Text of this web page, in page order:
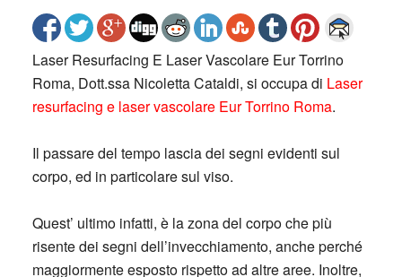
Laser Resurfacing E Laser Vascolare Eur Torrino
Roma, Dott.ssa Nicoletta Cataldi, si occupa di Laser
resurfacing e laser vascolare Eur Torrino Roma.
Il passare del tempo lascia dei segni evidenti sul
corpo, ed in particolare sul viso.
Quest’ ultimo infatti, è la zona del corpo che più
risente dei segni dell’invecchiamento, anche perché
maggiormente esposto rispetto ad altre aree. Inoltre,